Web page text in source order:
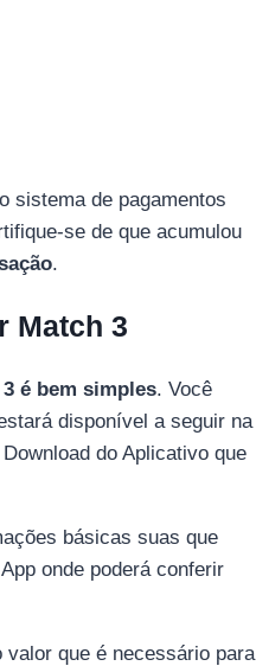
sistema de pagamentos
se de que acumulou
.
Match 3
é bem simples. Você
disponível a seguir na
do Aplicativo que
básicas suas que
onde poderá conferir
que é necessário para